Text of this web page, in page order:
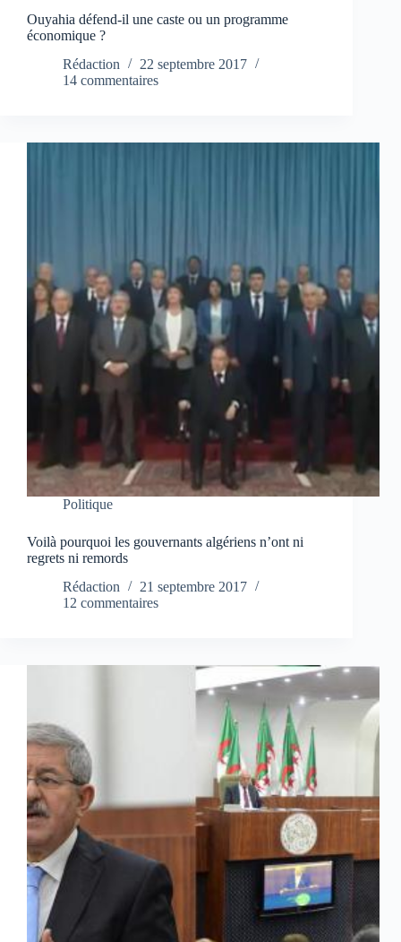
Ouyahia défend-il une caste ou un programme
économique ?
Rédaction
22 septembre 2017
14 commentaires
Politique
Voilà pourquoi les gouvernants algériens n’ont ni
regrets ni remords
Rédaction
21 septembre 2017
12 commentaires